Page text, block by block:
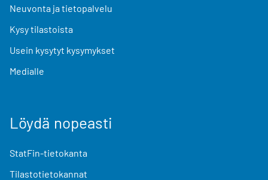
Neuvonta ja tietopalvelu
Kysy tilastoista
Usein kysytyt kysymykset
Medialle
Löydä nopeasti
StatFin-tietokanta
Tilastotietokannat